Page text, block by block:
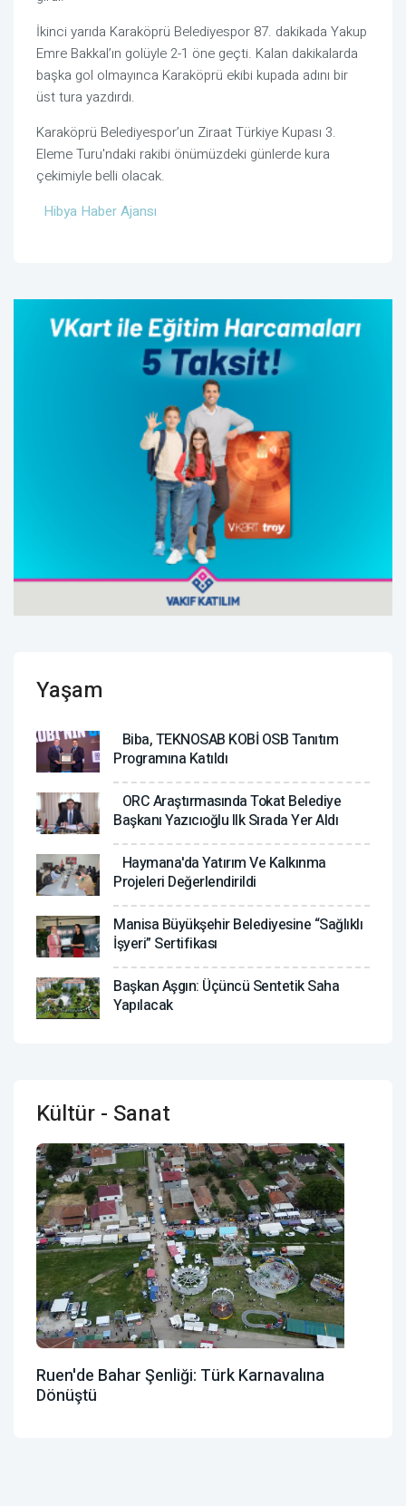
İkinci yarıda Karaköprü Belediyespor 87. dakikada Yakup
Emre Bakkal’ın golüyle 2-1 öne geçti. Kalan dakikalarda
başka gol olmayınca Karaköprü ekibi kupada adını bir
üst tura yazdırdı.
Karaköprü Belediyespor’un Ziraat Türkiye Kupası 3.
Eleme Turu'ndaki rakibi önümüzdeki günlerde kura
çekimiyle belli olacak.
Hibya Haber Ajansı
Yaşam
Biba, TEKNOSAB KOBİ OSB Tanıtım
Programına Katıldı
ORC Araştırmasında Tokat Belediye
Başkanı Yazıcıoğlu Ilk Sırada Yer Aldı
Haymana'da Yatırım Ve Kalkınma
Projeleri Değerlendirildi
Manisa Büyükşehir Belediyesine “Sağlıklı
İşyeri” Sertifikası
Başkan Aşgın: Üçüncü Sentetik Saha
Yapılacak
Kültür - Sanat
Ruen'de Bahar Şenliği: Türk Karnavalına
Dönüştü